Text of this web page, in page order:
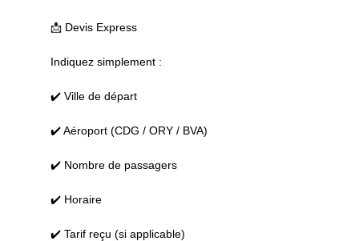
📩 Devis Express
Indiquez simplement :
✔️ Ville de départ
✔️ Aéroport (CDG / ORY / BVA)
✔️ Nombre de passagers
✔️ Horaire
✔️ Tarif reçu (si applicable)